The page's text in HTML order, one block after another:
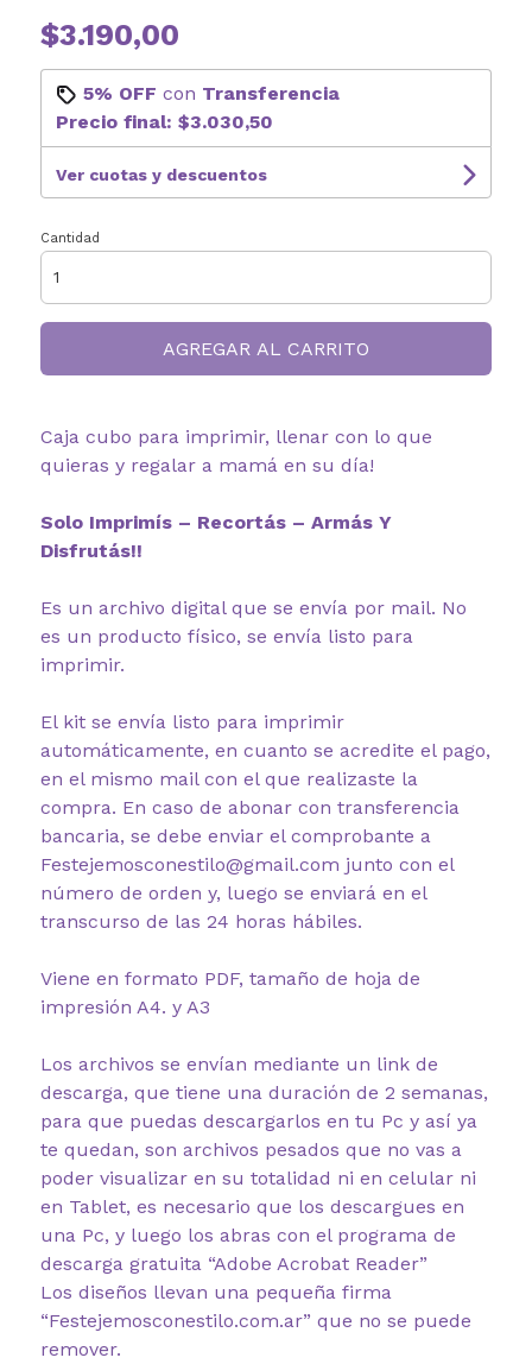
$3.190,00
5% OFF con Transferencia
Precio final: $3.030,50
Ver cuotas y descuentos
Cantidad
AGREGAR AL CARRITO
Caja cubo para imprimir, llenar con lo que
quieras y regalar a mamá en su día!
Solo Imprimís – Recortás – Armás Y
Disfrutás!!
Es un archivo digital que se envía por mail. No
es un producto físico, se envía listo para
imprimir.
El kit se envía listo para imprimir
automáticamente, en cuanto se acredite el pago,
en el mismo mail con el que realizaste la
compra. En caso de abonar con transferencia
bancaria, se debe enviar el comprobante a
Festejemosconestilo@gmail.com junto con el
número de orden y, luego se enviará en el
transcurso de las 24 horas hábiles.
Viene en formato PDF, tamaño de hoja de
impresión A4. y A3
Los archivos se envían mediante un link de
descarga, que tiene una duración de 2 semanas,
para que puedas descargarlos en tu Pc y así ya
te quedan, son archivos pesados que no vas a
poder visualizar en su totalidad ni en celular ni
en Tablet, es necesario que los descargues en
una Pc, y luego los abras con el programa de
descarga gratuita “Adobe Acrobat Reader”
Los diseños llevan una pequeña firma
“Festejemosconestilo.com.ar” que no se puede
remover.